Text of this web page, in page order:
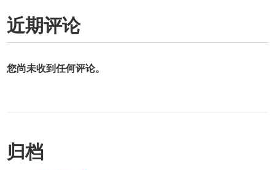
近期评论
您尚未收到任何评论。
归档